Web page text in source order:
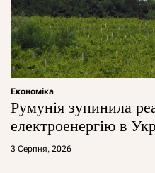
Економіка
Румунія зупинила
електроенергію в
3 Серпня, 2026